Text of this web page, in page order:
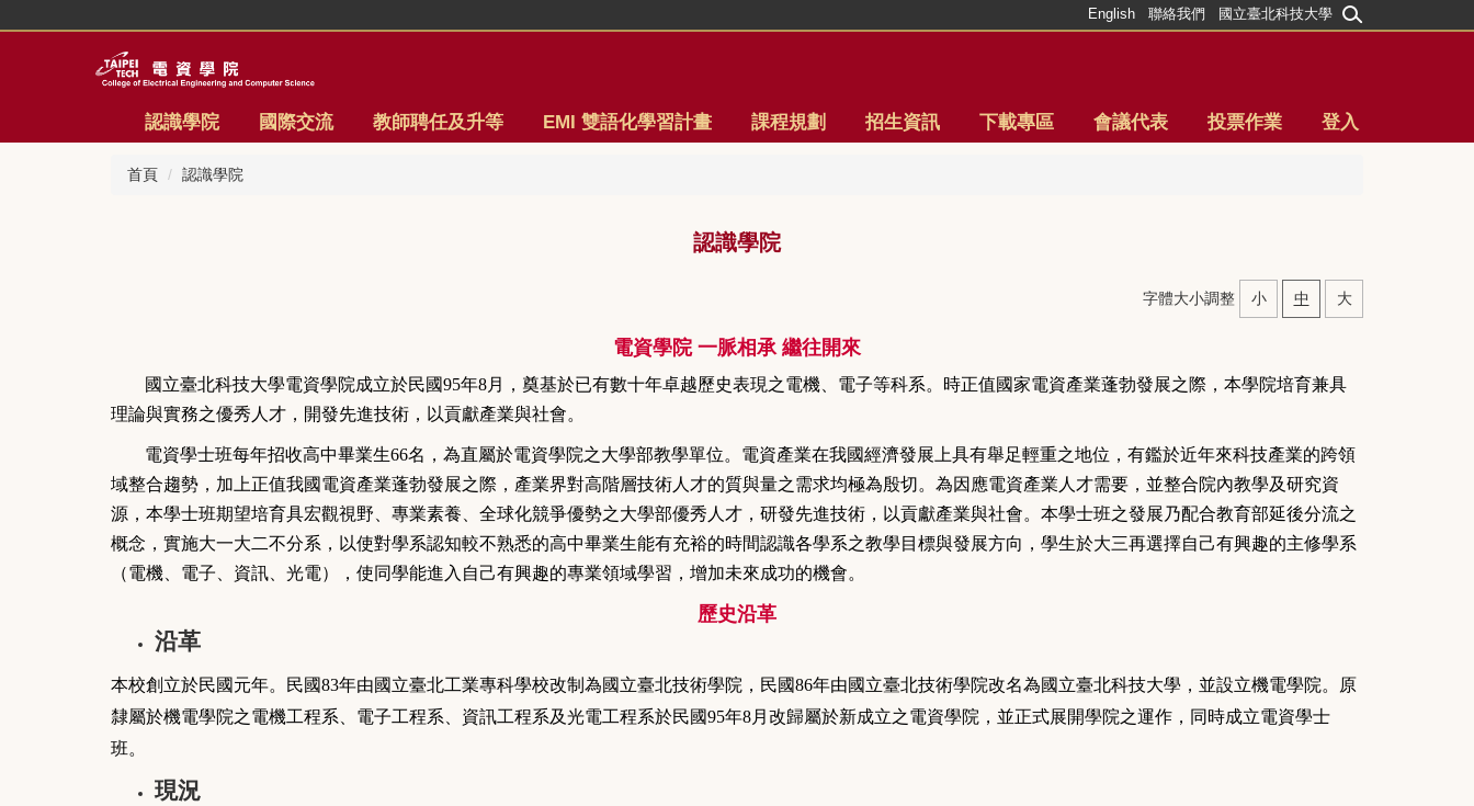
認識學院 國際交流 教師聘任及升等 EMI 雙語化學習計畫 課程規劃 招生資訊 下載專區 會議代表 投票作業 登入
English 聯絡我們 國立臺北科技大學
首頁 認識學院
認識學院
字體大小調整 小 中 大
電資學院 一脈相承 繼往開來
國立臺北科技大學電資學院成立於民國95年8月，奠基於已有數十年卓越歷史表現之電機、電子等科系。時正值國家電資產業蓬勃發展之際，本學院培育兼具
理論與實務之優秀人才，開發先進技術，以貢獻產業與社會。
電資學士班每年招收高中畢業生66名，為直屬於電資學院之大學部教學單位。電資產業在我國經濟發展上具有舉足輕重之地位，有鑑於近年來科技產業的跨領
域整合趨勢，加上正值我國電資產業蓬勃發展之際，產業界對高階層技術人才的質與量之需求均極為殷切。為因應電資產業人才需要，並整合院內教學及研究資
源，本學士班期望培育具宏觀視野 、專業素養 、全球化競爭優勢之大學部優秀人才，研發先進技術，以貢獻產業與社會。本學士班之發展乃配合教育部延後分流之
概念，實施大一大二不分系，以使對學系認知較不熟悉的高中畢業生能有充裕的時間認識各學系之教學目標與發展方向，學生於大三再選擇自己有興趣的主修學系
（電機 、電子 、資訊 、光電），使同學能進入自己有興趣的專業領域學習，增加未來成功的機會。
歷史沿革
沿革
本校創立於民國元年。民國83年由國立臺北工業專科學校改制為國立臺北技術學院，民國86年由國立臺北技術學院改名為國立臺北科技大學，並設立機電學院。原
隸屬於機電學院之電機工程系、電子工程系、 資訊工程系及光電工程系於民國95年8月改歸屬於新成立之電資學院，並正式展開學院之運作，同時成立電資學士
班。
現況